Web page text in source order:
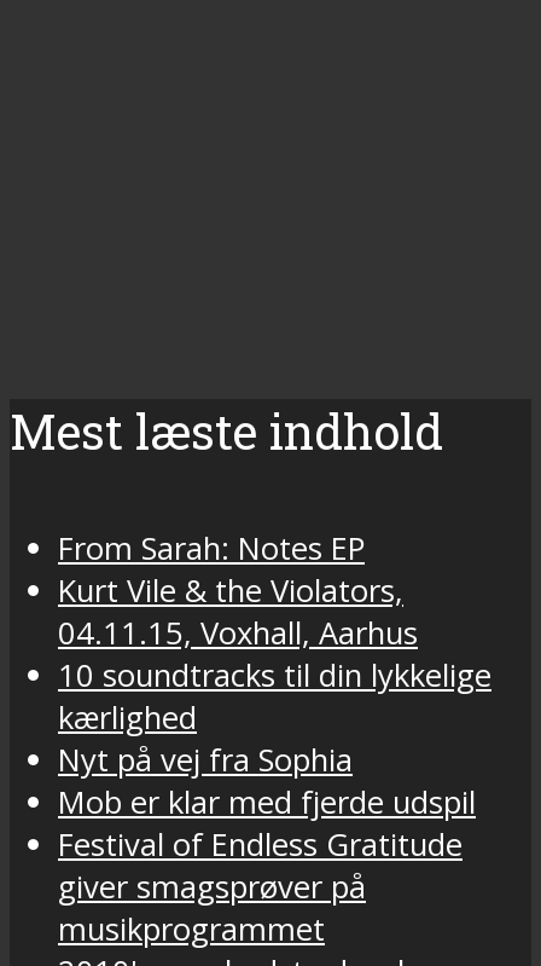
Mest læste indhold
From Sarah: Notes EP
Kurt Vile & the Violators,
04.11.15, Voxhall, Aarhus
10 soundtracks til din lykkelige
kærlighed
Nyt på vej fra Sophia
Mob er klar med fjerde udspil
Festival of Endless Gratitude
giver smagsprøver på
musikprogrammet